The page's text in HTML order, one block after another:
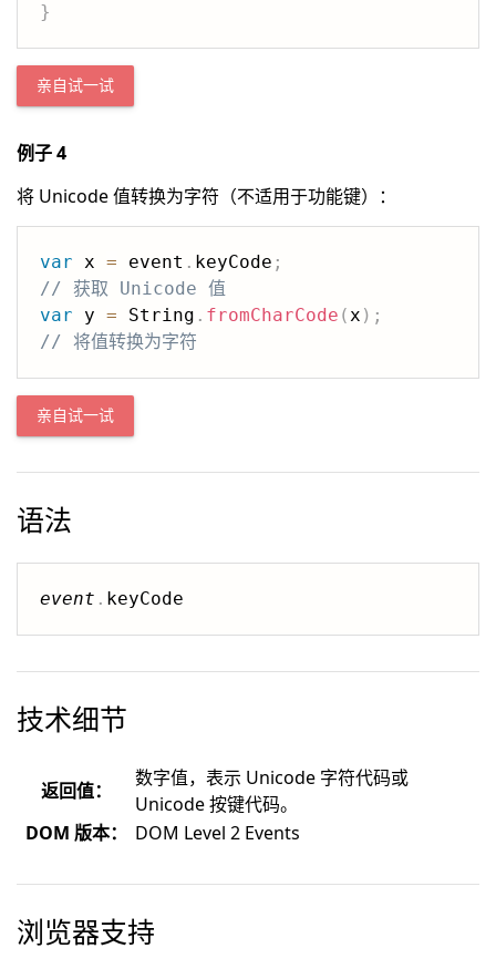
}
亲自试一试
例子 4
将 Unicode 值转换为字符（不适用于功能键）：
var x = event . keyCode ;
// 获取 Unicode 值
var y = String . fromCharCode (x ) ;
// 将值转换为字符
亲自试一试
语法
event .
技术细节
返回值：
数字值，表示 Unicode 字符代码或
Unicode 按键代码。
DOM 版本：
DOM Level 2 Events
浏览器支持